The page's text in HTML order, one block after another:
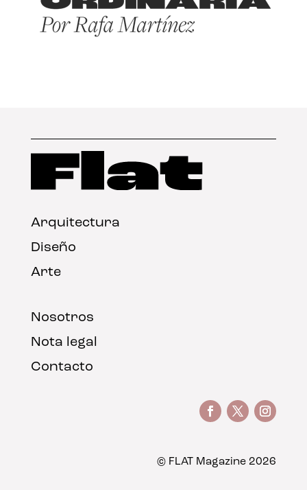
Arquitectura
Diseño
Arte
Nosotros
Nota legal
Contacto
© FLAT Magazine 2026